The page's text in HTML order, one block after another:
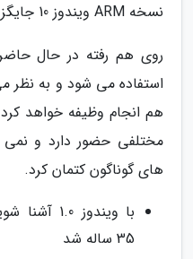
نسخه ARM ویندوز 10 جایگزین آن شده اند.
استفاده می شود و به نظر
مختلفی حضور دارد و
های گوناگون کتمان کرد.
با ویندوز
35 ساله شد